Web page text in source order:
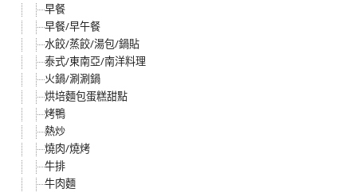
早餐
早餐/早午餐
水餃/蒸餃/湯包/鍋貼
泰式/東南亞/南洋料理
火鍋/涮涮鍋
烘培麵包蛋糕甜點
烤鴨
熱炒
燒肉/燒烤
牛排
牛肉麵